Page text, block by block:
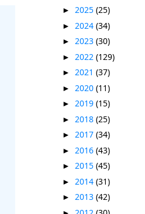
► 2025 (25)
► 2024 (34)
► 2023 (30)
► 2022 (129)
► 2021 (37)
► 2020 (11)
► 2019 (15)
► 2018 (25)
► 2017 (34)
► 2016 (43)
► 2015 (45)
► 2014 (31)
► 2013 (42)